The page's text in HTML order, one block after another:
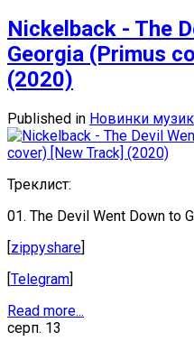
Nickelback - The
Georgia (Primus
(2020)
Published in Новинки
Треклист:
01. The Devil Went Down to
zippyshare
Telegram
Read more...
серп. 13